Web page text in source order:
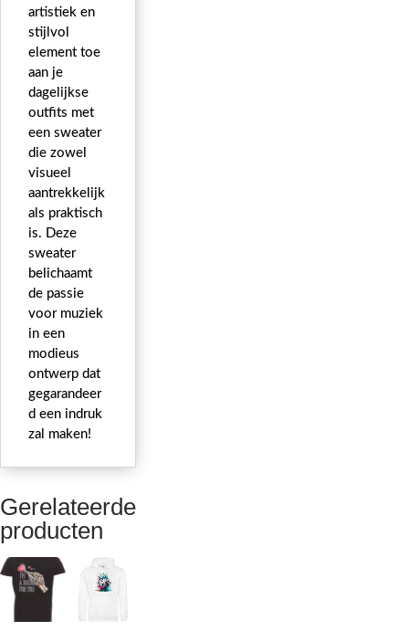
artistiek en
stijlvol
element toe
aan je
dagelijkse
outfits met
een sweater
die zowel
visueel
aantrekkelijk
als praktisch
is. Deze
sweater
belichaamt
de passie
voor muziek
in een
modieus
ontwerp dat
gegarandeer
d een indruk
zal maken!
Gerelateerde
producten